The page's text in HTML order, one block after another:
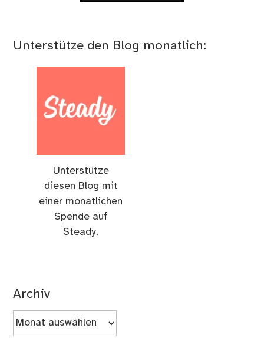
Unterstütze den Blog monatlich:
Unterstütze
diesen Blog mit
einer monatlichen
Spende auf
Steady.
Archiv
Archiv